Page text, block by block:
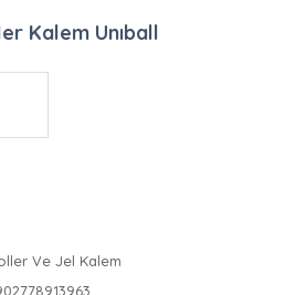
Kalem Unıball
Ve Jel Kalem